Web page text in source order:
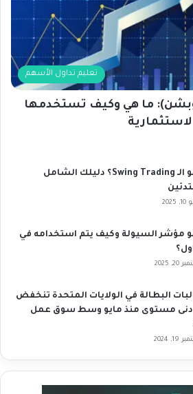
تعليم تداول الأسهم
ما هي وكيف تستخدمها
ما هو الـ Swing Trading؟ دليلك الشامل
مؤشر السيولة وكيف يتم استخدامه في
2025
البطالة في الولايات المتحدة تنخفض
أدنى مستوى منذ مايو وسط سوق عمل
2024